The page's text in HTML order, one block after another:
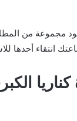
مجموعة من
انتقاء أحدها